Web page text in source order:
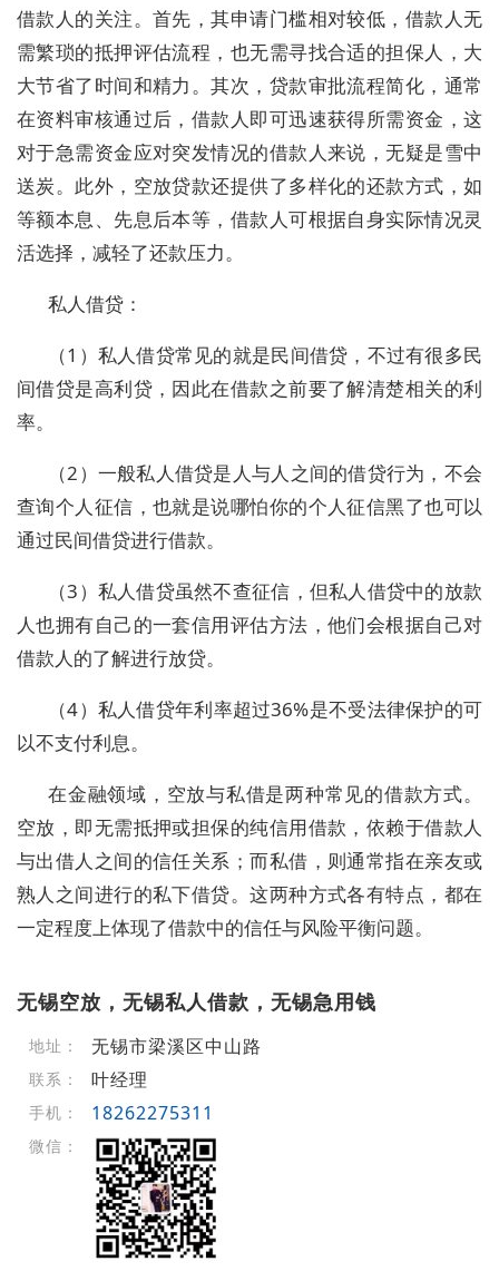
借款人的关注。首先，其申请门槛相对较低，借款人无
需繁琐的抵押评估流程，也无需寻找合适的担保人，大
大节省了时间和精力。其次，贷款审批流程简化，通常
在资料审核通过后，借款人即可迅速获得所需资金，这
对于急需资金应对突发情况的借款人来说，无疑是雪中
送炭。此外，空放贷款还提供了多样化的还款方式，如
等额本息、先息后本等，借款人可根据自身实际情况灵
活选择，减轻了还款压力。
私人借贷：
（1）私人借贷常见的就是民间借贷，不过有很多民
间借贷是高利贷，因此在借款之前要了解清楚相关的利
率。
（2）一般私人借贷是人与人之间的借贷行为，不会
查询个人征信，也就是说哪怕你的个人征信黑了也可以
通过民间借贷进行借款。
（3）私人借贷虽然不查征信，但私人借贷中的放款
人也拥有自己的一套信用评估方法，他们会根据自己对
借款人的了解进行放贷。
（4）私人借贷年利率超过36%是不受法律保护的可
以不支付利息。
在金融领域，空放与私借是两种常见的借款方式。
空放，即无需抵押或担保的纯信用借款，依赖于借款人
与出借人之间的信任关系；而私借，则通常指在亲友或
熟人之间进行的私下借贷。这两种方式各有特点，都在
一定程度上体现了借款中的信任与风险平衡问题。
无锡空放，无锡私人借款，无锡急用钱
地址： 无锡市梁溪区中山路
联系： 叶经理
手机： 18262275311
微信：